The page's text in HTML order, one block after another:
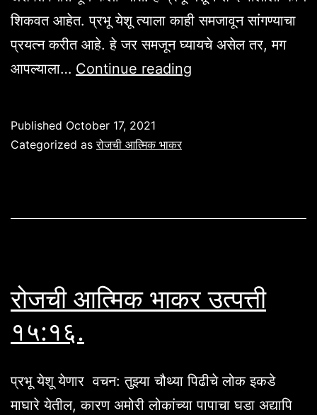
शिकवत आहेत. प्रभू येशू त्याला काही समजावून सांगण्याचा
प्रयत्न करीत आहे. हे जर समजून घ्यायचे असेल तर, मग
आपल्याला… Continue reading
Published October 17, 2021
Categorized asरोजची आत्मिक भाकर
रोजची आत्मिक भाकर उत्पत्ती
१५:१६.
प्रभू येशू येणार वचन: तुझ्या चौथ्या पिढीचे लोक इकडे
माघारे येतील, कारण अमोरी लोकांच्या पापाचा घडा अद्यापि